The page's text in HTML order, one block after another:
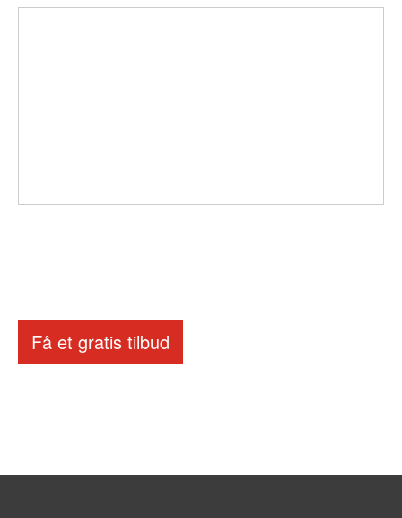
Få et gratis tilbud